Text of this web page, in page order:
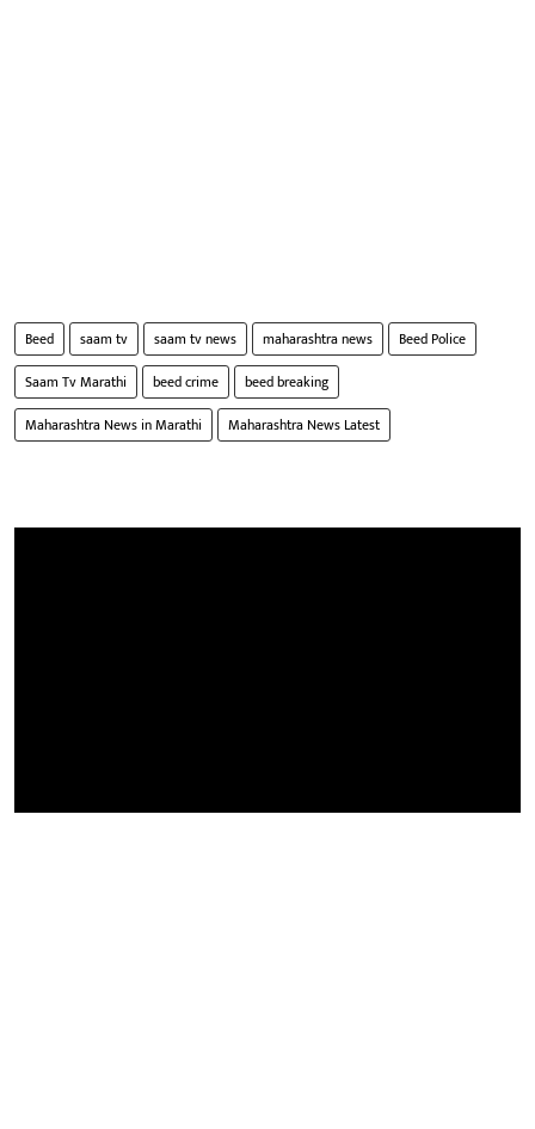
Beed saam tv saam tv news maharashtra news
Beed Police
Saam Tv Marathi
beed crime
beed breaking
Maharashtra News in Marathi
Maharashtra News Latest